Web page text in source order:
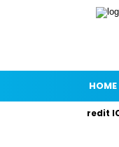
HOME
Lewat Kredit ICBC